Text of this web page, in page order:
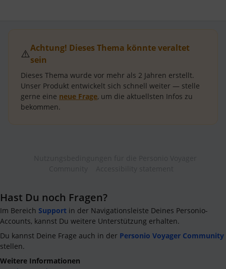
⚠️Achtung! Dieses Thema könnte veraltet
sein
Dieses Thema wurde vor mehr als 2 Jahren erstellt.
Unser Produkt entwickelt sich schnell weiter — stelle
gerne eine neue Frage, um die aktuellsten Infos zu
bekommen.
Hast Du noch Fragen?
Im Bereich Support in der Navigationsleiste Deines Personio-
Accounts, kannst Du weitere Unterstützung erhalten.
Du kannst Deine Frage auch in der Personio Voyager Community
stellen.
Weitere Informationen